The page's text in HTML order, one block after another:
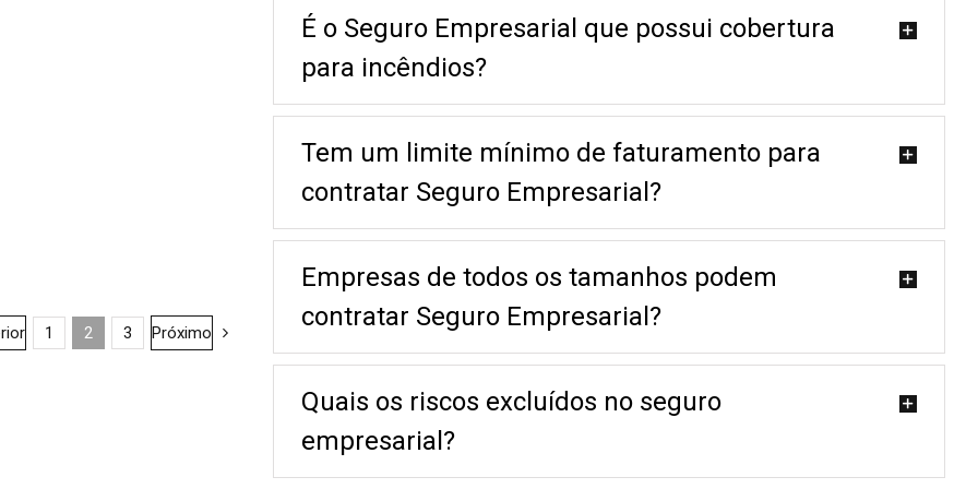
1 2 3 Próximo
É o Seguro Empresarial que possui cobertura
para incêndios?
Tem um limite mínimo de faturamento para
contratar Seguro Empresarial?
Empresas de todos os tamanhos podem
contratar Seguro Empresarial?
Quais os riscos excluídos no seguro
empresarial?